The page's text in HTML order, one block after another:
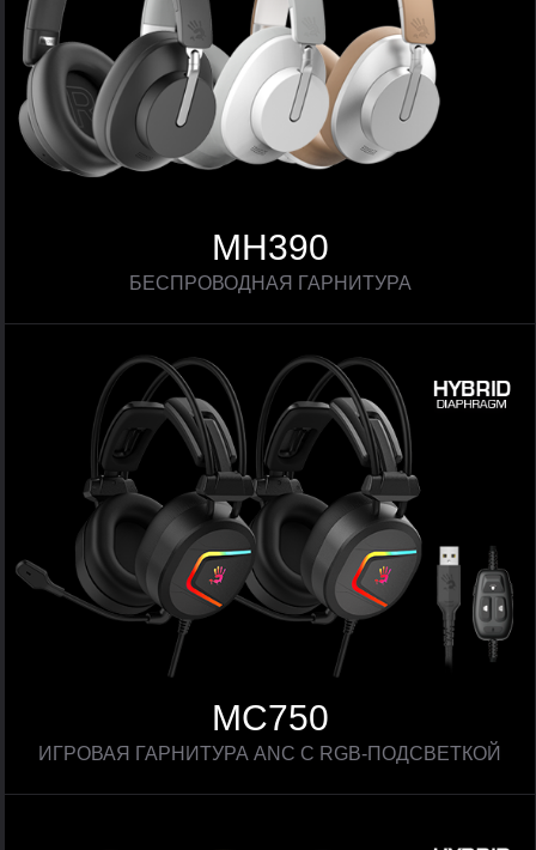
MH390
БЕСПРОВОДНАЯ ГАРНИТУРА
MC750
ИГРОВАЯ ГАРНИТУРА ANC С RGB-ПОДСВЕТКОЙ